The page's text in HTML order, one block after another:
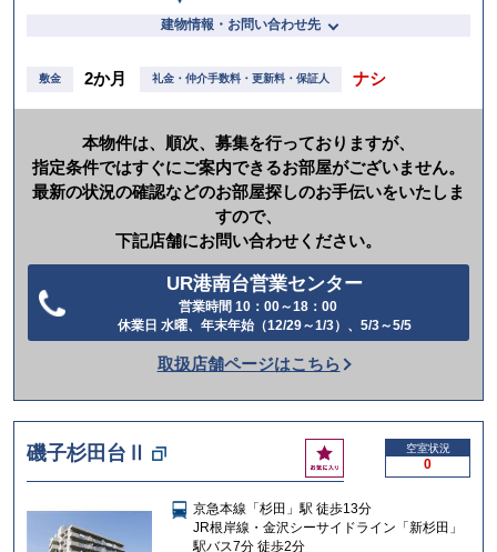
建物情報・お問い合わせ先
敷金 2か月 礼金・仲介手数料・更新料・保証人 ナシ
本物件は、順次、募集を行っておりますが、
指定条件ではすぐにご案内できるお部屋がございません。
最新の状況の確認などのお部屋探しのお手伝いをいたしま
すので、
下記店舗にお問い合わせください。
UR港南台営業センター
営業時間 10：00～18：00
休業日 水曜、年末年始（12/29～1/3）、5/3～5/5
話
か
け
る
取扱店舗ページはこちら
磯子杉田台Ⅱ
お
気
入
り
空室状況
0
京急本線「杉田」駅 徒歩13分
JR根岸線・金沢シーサイドライン「新杉田」
駅バス7分 徒歩2分